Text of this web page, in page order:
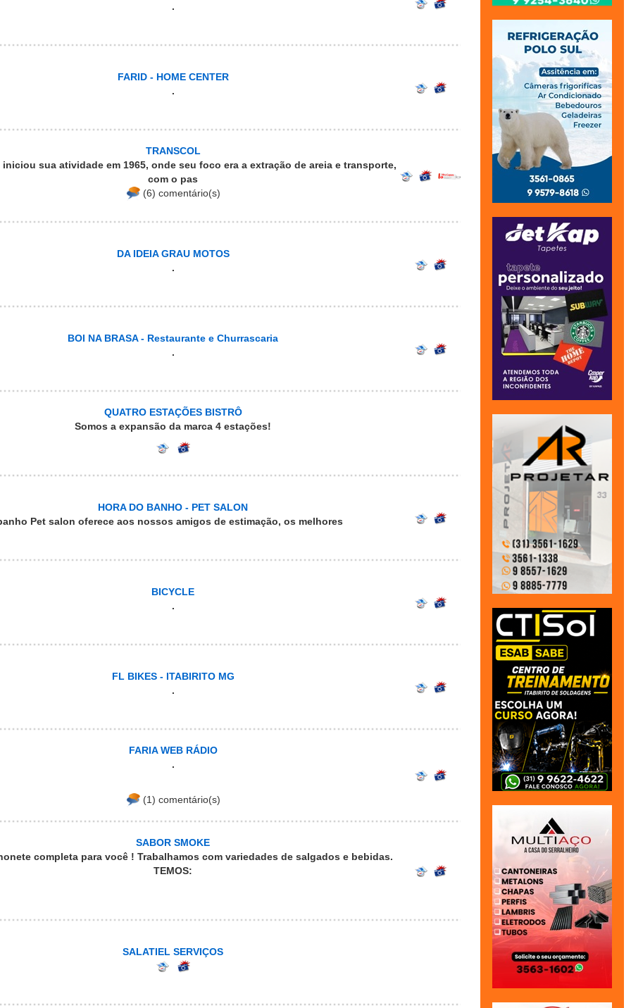
.
FARID - HOME CENTER
.
TRANSCOL
iniciou sua atividade em 1965, onde seu foco era a extração de areia e transporte,
com o pas
(6) comentário(s)
DA IDEIA GRAU MOTOS
.
BOI NA BRASA - Restaurante e Churrascaria
.
QUATRO ESTAÇÕES BISTRÔ
Somos a expansão da marca 4 estações!
HORA DO BANHO - PET SALON
Pet salon oferece aos nossos amigos de estimação, os melhores
BICYCLE
.
FL BIKES - ITABIRITO MG
.
FARIA WEB RÁDIO
.
(1) comentário(s)
SABOR SMOKE
completa para você ! Trabalhamos com variedades de salgados e bebidas.
TEMOS:
SALATIEL SERVIÇOS